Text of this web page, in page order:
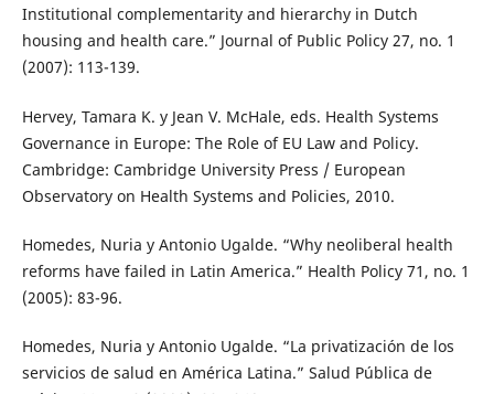
Institutional complementarity and hierarchy in Dutch
housing and health care.” Journal of Public Policy 27, no. 1
(2007): 113-139.
Hervey, Tamara K. y Jean V. McHale, eds. Health Systems
Governance in Europe: The Role of EU Law and Policy.
Cambridge: Cambridge University Press / European
Observatory on Health Systems and Policies, 2010.
Homedes, Nuria y Antonio Ugalde. “Why neoliberal health
reforms have failed in Latin America.” Health Policy 71, no. 1
(2005): 83-96.
Homedes, Nuria y Antonio Ugalde. “La privatización de los
servicios de salud en América Latina.” Salud Pública de